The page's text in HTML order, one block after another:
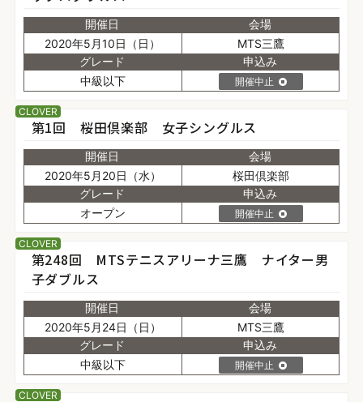
開催日
2020年5月10日（日）
会場
MTS三鷹
グレード
中級以下
申込み
開催中止
第1回 桜田倶楽部 女子シングルス
開催日
2020年5月20日（水）
会場
桜田倶楽部
グレード
オープン
申込み
開催中止
CLOVER
第248回 MTSテニスアリーナ三鷹 ナイター男
子ダブルス
開催日
2020年5月24日（日）
会場
MTS三鷹
グレード
中級以下
申込み
開催中止
CLOVER
CLOVER